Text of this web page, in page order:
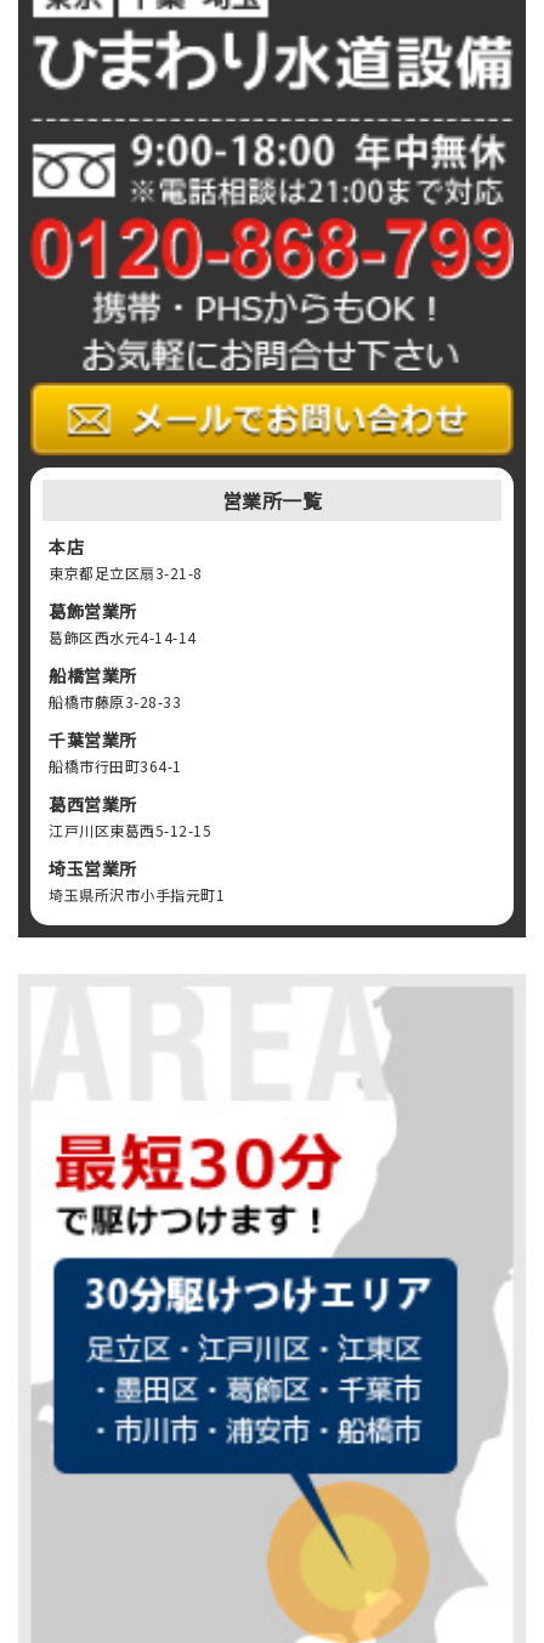
営業所一覧
本店
東京都足立区扇3-21-8
葛飾営業所
葛飾区西水元4-14-14
船橋営業所
船橋市藤原3-28-33
千葉営業所
船橋市行田町364-1
葛西営業所
江戸川区東葛西5-12-15
埼玉営業所
埼玉県所沢市小手指元町1